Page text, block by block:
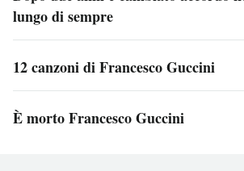
lungo di sempre
12 canzoni di Francesco Guccini
È morto Francesco Guccini